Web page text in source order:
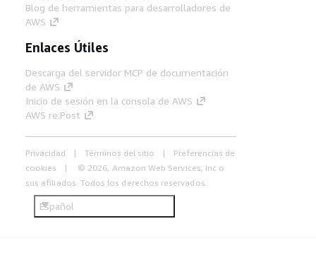
Blog de herramientas para desarrolladores de
AWS
Enlaces Útiles
Descarga del servidor MCP de documentación
de AWS
Inicio de sesión en la consola de AWS
AWS re:Post
Privacidad Términos del sitio
Preferencias de
cookies
© 2026, Amazon Web Services, Inc o
sus afiliados. Todos los derechos reservados.
Español